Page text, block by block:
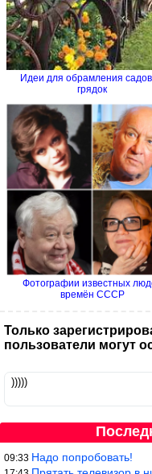
Идеи для обрамления
грядок
Фотографии известных
времён СССР
Только
пользователи могут
)))))
09:33 Надо попробовать!